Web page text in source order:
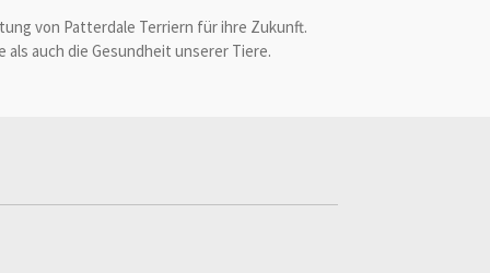
von Patterdale Terriern für ihre Zukunft.
auch die Gesundheit unserer Tiere.